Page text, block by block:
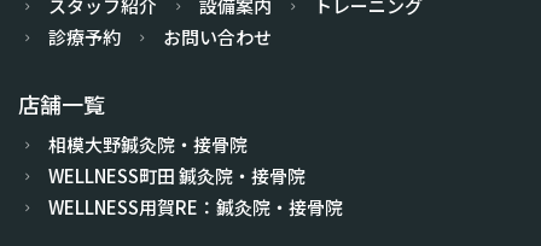
スタッフ紹介
設備案内
トレーニング
診療予約
お問い合わせ
店舗一覧
相模大野鍼灸院・接骨院
WELLNESS町田 鍼灸院・接骨院
WELLNESS用賀RE：鍼灸院・接骨院